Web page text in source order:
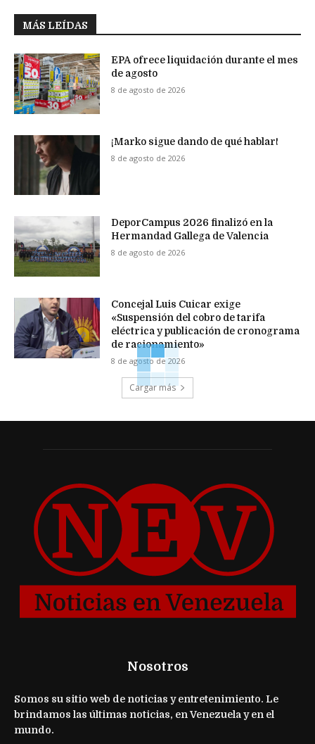
MÁS LEÍDAS
EPA ofrece liquidación durante el mes
de agosto
8 de agosto de 2026
¡Marko sigue dando de qué hablar!
8 de agosto de 2026
DeporCampus 2026 finalizó en la
Hermandad Gallega de Valencia
8 de agosto de 2026
Concejal Luis Cuicar exige
«Suspensión del cobro de tarifa
eléctrica y publicación de cronograma
de racionamiento»
8 de agosto de 2026
Cargar más
Nosotros
Somos su sitio web de noticias y entretenimiento. Le
brindamos las últimas noticias, en Venezuela y en el
mundo.